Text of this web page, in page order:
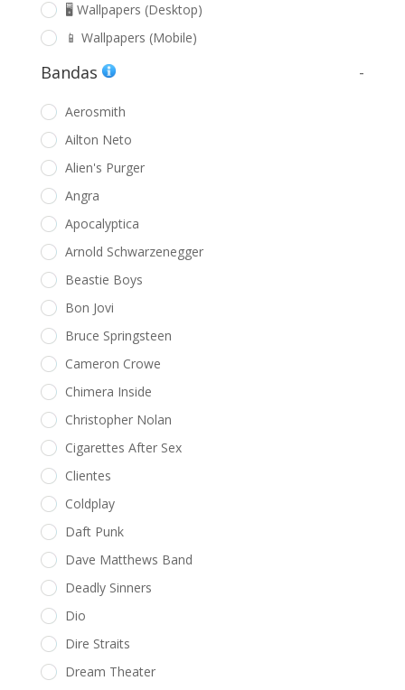
🖥️ Wallpapers (Desktop)
📱 Wallpapers (Mobile)
Bandas -
Aerosmith
Ailton Neto
Alien's Purger
Angra
Apocalyptica
Arnold Schwarzenegger
Beastie Boys
Bon Jovi
Bruce Springsteen
Cameron Crowe
Chimera Inside
Christopher Nolan
Cigarettes After Sex
Clientes
Coldplay
Daft Punk
Dave Matthews Band
Deadly Sinners
Dio
Dire Straits
Dream Theater